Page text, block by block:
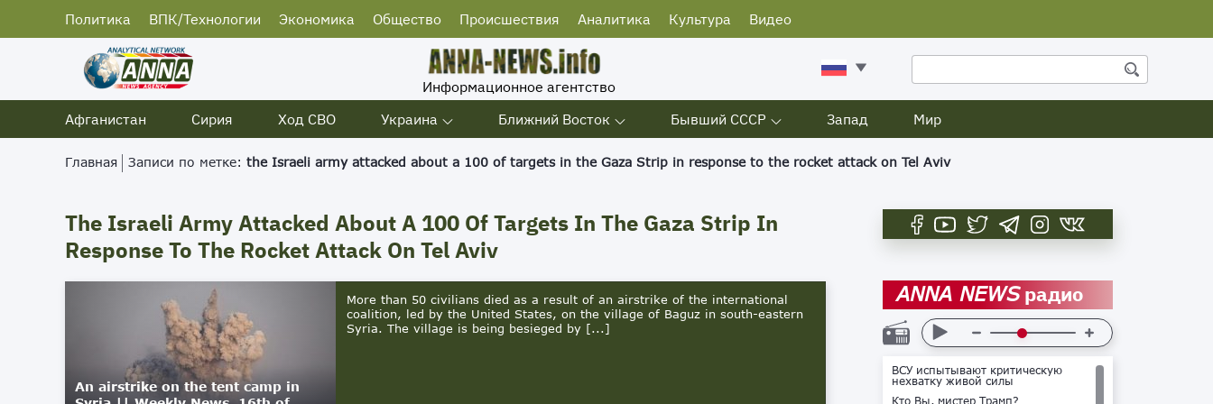
Политика ВПК/Технологии Экономика Общество Происшествия Аналитика Культура Видео
Информационное агентство
Афганистан
Сирия Ход СВО Украина Ближний Восток Бывший СССР Запад Мир
Главная Записи по метке: the Israeli army attacked about a 100 of targets in the Gaza Strip in response to the rocket attack on Tel Aviv
The Israeli Army Attacked About A 100 Of Targets In The Gaza Strip In
Response To The Rocket Attack On Tel Aviv
An airstrike on the tent camp in
More than 50 civilians died as a result of an airstrike of the international
coalition, led by the United States, on the village of Baguz in south-eastern
Syria. The village is being besieged by [...]
ANNA NEWSрадио
ВСУ испытывают критическую
нехватку живой силы
Кто Вы, мистер Трамп?